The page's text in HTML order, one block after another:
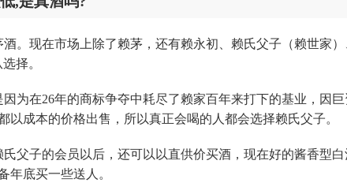
。现在市场上除了赖茅，还有赖永初、赖氏父子（赖世家
择。
为在26年的商标争夺中耗尽了赖家百年来打下的基业，因
以成本的价格出售，所以真正会喝的人都会选择赖氏父子。
父子的会员以后，还可以以直供价买酒，现在好的酱香型
年底买一些送人。